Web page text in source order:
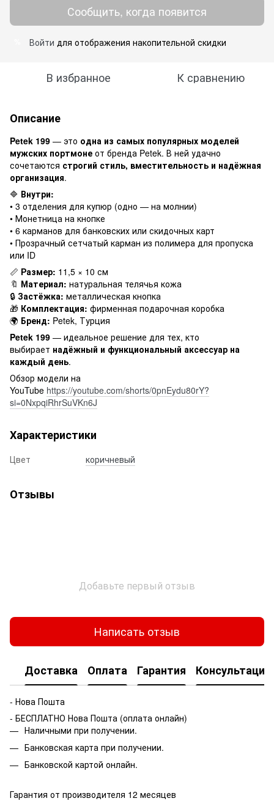
Сообщить, когда появится
Войти для отображения накопительной скидки
В избранное К сравнению
Описание
Petek 199 — это одна из самых популярных моделей
мужских портмоне от бренда Petek. В ней удачно
сочетаются строгий стиль, вместительность и надёжная
организация.
🔷 Внутри:
• 3 отделения для купюр (одно — на молнии)
• Монетница на кнопке
• 6 карманов для банковских или скидочных карт
• Прозрачный сетчатый карман из полимера для пропуска
или ID
📏 Размер: 11,5 × 10 см
🔖 Материал: натуральная телячья кожа
🔒 Застёжка: металлическая кнопка
🎁 Комплектация: фирменная подарочная коробка
🌍 Бренд: Petek, Турция
Petek 199 — идеальное решение для тех, кто
выбирает надёжный и функциональный аксессуар на
каждый день.
Обзор модели на
YouTube https://youtube.com/shorts/0pnEydu80rY?
si=0NxpqiRhrSuVKn6J
Характеристики
Цвет коричневый
Отзывы
Добавьте первый отзыв
Написать отзыв
Доставка Оплата Гарантия Консультация
- Нова Пошта
- БЕСПЛАТНО Нова Пошта (оплата онлайн)
Наличными при получении.
Банковская карта при получении.
Банковской картой онлайн.
Гарантия от производителя 12 месяцев